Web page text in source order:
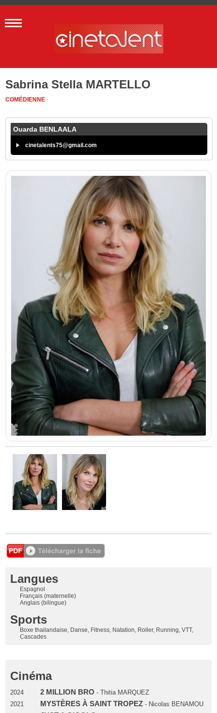
Sabrina Stella MARTELLO
COMÉDIENNE
Ouarda BENLAALA
cinetalents75@gmail.com
Langues
Espagnol
Français (maternelle)
Anglais (bilingue)
Sports
Boxe thailandaise, Danse, Fitness, Natation, Roller, Running, VTT,
Cascades
Cinéma
2024 2 MILLION BRO - Thitia MARQUEZ
2021
MYSTÈRES À SAINT TROPEZ- Nicolas BENAMOU